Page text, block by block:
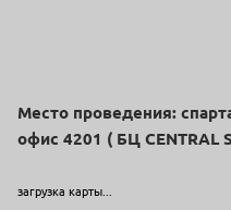
Место проведения:
офис 4201 ( БЦ СENTRAL
загрузка карты...